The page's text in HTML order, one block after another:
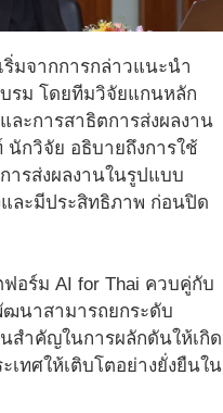
ริ่มจากการกล่าวแนะนำ
รม โดยทีมวิจัยแกนหลัก
ะการสาธิตการส่งผลงาน
กวิจัย อธิบายถึงการใช้
ารส่งผลงานในรูปแบบ
ละมีประสิทธิภาพ ก่อนปิด
อร์ม AI for Thai ควบคู่กับ
ฒนาสามารถยกระดับ
สำคัญในการผลักดันให้เกิด
ทศให้เติบโตอย่างยั่งยืนใน